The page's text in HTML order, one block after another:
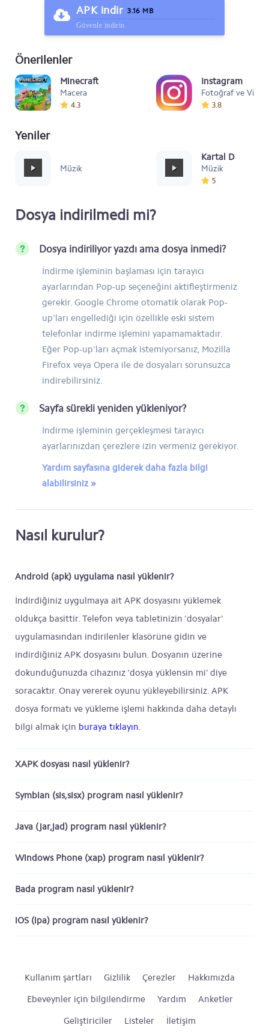
APK indir 3.16 MB
Güvenle indirin
Önerilenler
Minecraft
Macera
4.3
Instagram
Fotoğraf ve Video
3.8
Yeniler
Müzik
Kartal Dansı
Müzik
5
Dosya indirilmedi mi?
Dosya indiriliyor yazdı ama dosya inmedi?
İndirme işleminin başlaması için tarayıcı
ayarlarından Pop-up seçeneğini aktifleştirmeniz
gerekir. Google Chrome otomatik olarak Pop-
up'ları engellediği için özellikle eski sistem
telefonlar indirme işlemini yapamamaktadır.
Eğer Pop-up'ları açmak istemiyorsanız, Mozilla
Firefox veya Opera ile de dosyaları sorunsuzca
indirebilirsiniz.
Sayfa sürekli yeniden yükleniyor?
İndirme işleminin gerçekleşmesi tarayıcı
ayarlarınızdan çerezlere izin vermeniz gerekiyor.
Yardım sayfasına giderek daha fazla bilgi
alabilirsiniz »
Nasıl kurulur?
Android (apk) uygulama nasıl yüklenir?
İndirdiğiniz uygulmaya ait APK dosyasını yüklemek
oldukça basittir. Telefon veya tabletinizin 'dosyalar'
uygulamasından indirilenler klasörüne gidin ve
indirdiğiniz APK dosyasını bulun. Dosyanın üzerine
dokunduğunuzda cihazınız 'dosya yüklensin mi' diye
soracaktır. Onay vererek oyunu yükleyebilirsiniz. APK
dosya formatı ve yükleme işlemi hakkında daha detaylı
bilgi almak için buraya tıklayın.
XAPK dosyası nasıl yüklenir?
Symbian (sis,sisx) program nasıl yüklenir?
Java (jar,jad) program nasıl yüklenir?
Windows Phone (xap) program nasıl yüklenir?
Bada program nasıl yüklenir?
iOS (ipa) program nasıl yüklenir?
Kullanım şartları Gizlilik Çerezler
Hakkımızda
Ebeveynler için bilgilendirme
Yardım
Anketler
Geliştiriciler
Listeler İletişim